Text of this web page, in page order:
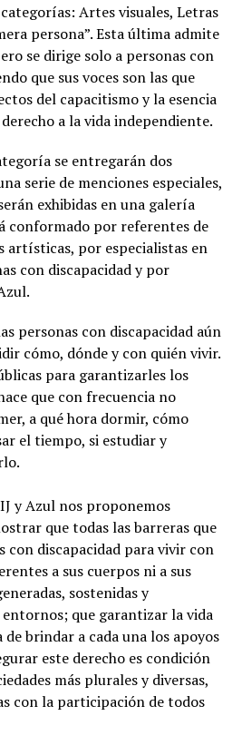
Artes visuales, Letras
persona”. Esta última admite
se dirige solo a personas con
que sus voces son las que
del capacitismo y la esencia
a la vida independiente.
se entregarán dos
serie de menciones especiales,
exhibidas en una galería
conformado por referentes de
artísticas, por especialistas en
con discapacidad y por
personas con discapacidad aún
cómo, dónde y con quién vivir.
para garantizarles los
que con frecuencia no
a qué hora dormir, cómo
el tiempo, si estudiar y
y Azul nos proponemos
que todas las barreras que
con discapacidad para vivir con
a sus cuerpos ni a sus
sostenidas y
que garantizar la vida
brindar a cada una los apoyos
este derecho es condición
más plurales y diversas,
con la participación de todos